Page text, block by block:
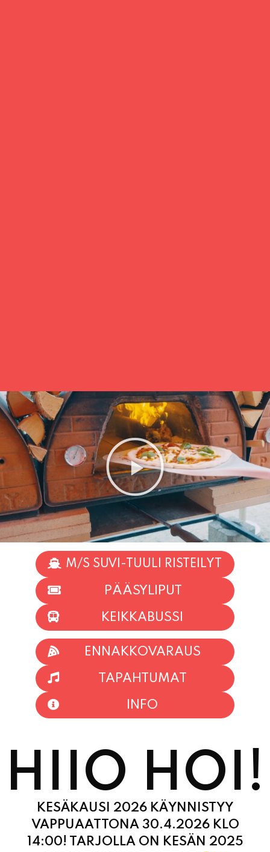
M/S SUVI-TUULI RISTEILYT
PÄÄSYLIPUT
KEIKKABUSSI
TAPAHTUMAT
INFO
HIIO HOI!
KESÄKAUSI 2026 KÄYNNISTYY
VAPPUAATTONA 30.4.2026 KLO
14:00! TARJOLLA ON KESÄN 2025
SUOSITUIMMAT PIZZAT
LÄMPIMÄSTI TERVETULOA!
ENNAKKOVARAUKSET KÄTEVÄSTI